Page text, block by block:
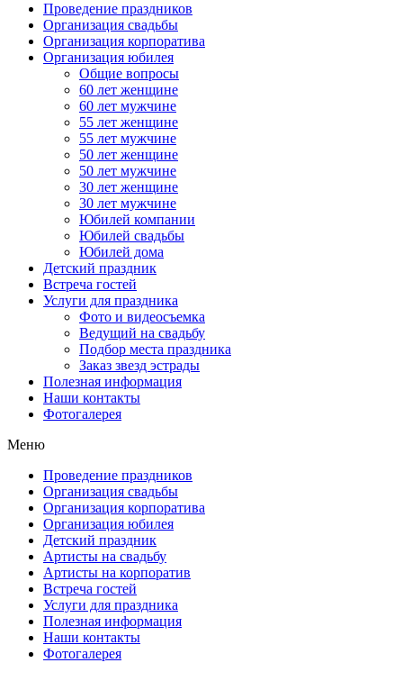
Проведение праздников
Организация свадьбы
Организация корпоратива
Организация юбилея
Общие вопросы
60 лет женщине
60 лет мужчине
55 лет женщине
55 лет мужчине
50 лет женщине
50 лет мужчине
30 лет женщине
30 лет мужчине
Юбилей компании
Юбилей свадьбы
Юбилей дома
Детский праздник
Встреча гостей
Услуги для праздника
Фото и видеосъемка
Ведущий на свадьбу
Подбор места праздника
Заказ звезд эстрады
Полезная информация
Наши контакты
Фотогалерея
Меню
Проведение праздников
Организация свадьбы
Организация корпоратива
Организация юбилея
Детский праздник
Артисты на свадьбу
Артисты на корпоратив
Встреча гостей
Услуги для праздника
Полезная информация
Наши контакты
Фотогалерея